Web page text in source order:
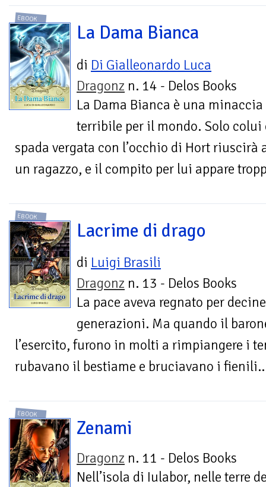
EBOOK
La Dama Bianca
di Di Gialleonardo Luca
Dragonz n. 14 - Delos Books
La Dama Bianca è una minaccia
terribile per il mondo. Solo
spada vergata con l’occhio di Hort riuscirà
un ragazzo, e il compito per lui appare
EBOOK
Lacrime di drago
di Luigi Brasili
Dragonz n. 13 - Delos Books
La pace aveva regnato per
generazioni. Ma quando il
l’esercito, furono in molti a rimpiangere i
rubavano il bestiame e bruciavano i
EBOOK
Zenami
Dragonz n. 11 - Delos Books
Nell’isola di Iulabor, nelle terre